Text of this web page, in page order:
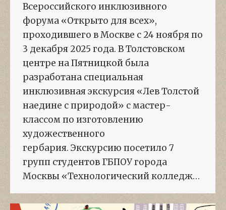
Всероссийского инклюзивного
форума «Открыто для всех»,
проходившего в Москве с 24 ноября по
3 декабря 2025 года. В Толстовском
центре на Пятницкой была
разработана специальная
инклюзивная экскурсия «Лев Толстой
наедине с природой» с мастер-
классом по изготовлению
художественного
гербария. Экскурсию посетило 7
групп студентов ГБПОУ города
Москвы «Технологический колледж…